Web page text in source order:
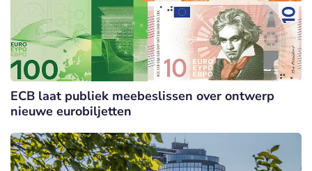
ECB laat publiek meebeslissen over ontwerp
nieuwe eurobiljetten